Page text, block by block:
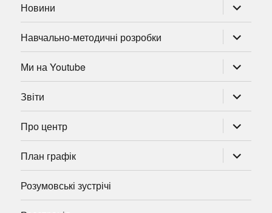
Новини
підменю
Навчально-методичні розробки
підменю
Ми на Youtube
підменю
Звіти
підменю
Про центр
підменю
План графік
підменю
Розумовські зустрічі